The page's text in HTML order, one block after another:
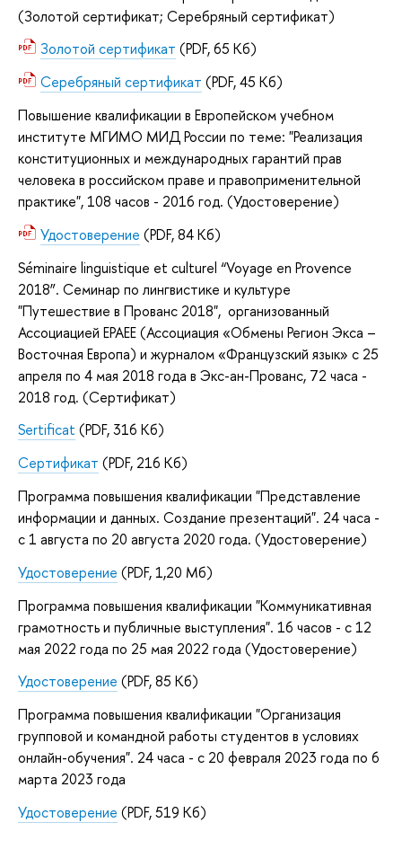
(Золотой сертификат; Серебряный сертификат)
Золотой сертификат (PDF, 65 Кб)
Серебряный сертификат (PDF, 45 Кб)
Повышение квалификации в Европейском учебном
институте МГИМО МИД России по теме: "Реализация
конституционных и международных гарантий прав
человека в российском праве и правоприменительной
практике", 108 часов - 2016 год. (Удостоверение)
Удостоверение (PDF, 84 Кб)
Séminaire linguistique et culturel “Voyage en Provence
2018”. Семинар по лингвистике и культуре
"Путешествие в Прованс 2018", организованный
Ассоциацией ЕРАЕЕ (Ассоциация «Обмены Регион Экса –
Восточная Европа) и журналом «Французский язык» с 25
апреля по 4 мая 2018 года в Экс-ан-Прованс, 72 часа -
2018 год. (Сертификат)
Sertificat (PDF, 316 Кб)
Сертификат (PDF, 216 Кб)
Программа повышения квалификации "Представление
информации и данных. Создание презентаций". 24 часа -
с 1 августа по 20 августа 2020 года. (Удостоверение)
Удостоверение (PDF, 1,20 Мб)
Программа повышения квалификации "Коммуникативная
грамотность и публичные выступления". 16 часов - с 12
мая 2022 года по 25 мая 2022 года (Удостоверение)
Удостоверение (PDF, 85 Кб)
Программа повышения квалификации "Организация
групповой и командной работы студентов в условиях
онлайн-обучения". 24 часа - с 20 февраля 2023 года по 6
марта 2023 года
Удостоверение (PDF, 519 Кб)